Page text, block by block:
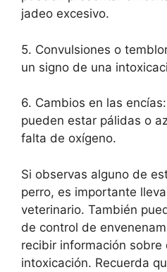
jadeo excesivo.
5. Convulsiones o
un signo de una
6. Cambios en las
pueden estar pálidas o
falta de oxígeno.
Si observas alguno de
perro, es importante
veterinario. También
de control de
recibir información sobre
intoxicación. Recuerda